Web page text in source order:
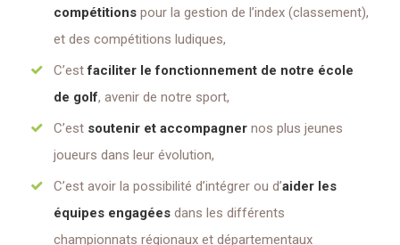
compétitions pour la gestion de l’index (classement),
et des compétitions ludiques,
C’estfaciliter le fonctionnement de notre école
de golf, avenir de notre sport,
C’est soutenir et accompagner nos plus jeunes
joueurs dans leur évolution,
C’est avoir la possibilité d’intégrer ou d’aider les
équipes engagées dans les différents
championnats régionaux et départementaux